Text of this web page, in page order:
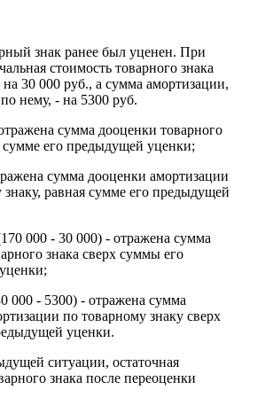
знак ранее был уценен. При
стоимость товарного знака
30 000 руб., а сумма амортизации,
нему, - на 5300 руб.
сумма дооценки товарного
сумме его предыдущей уценки;
сумма дооценки амортизации
равная сумме его предыдущей
000 - 30 000) - отражена сумма
знака сверх суммы его
000 - 5300) - отражена сумма
по товарному знаку сверх
уценки.
ситуации, остаточная
знака после переоценки